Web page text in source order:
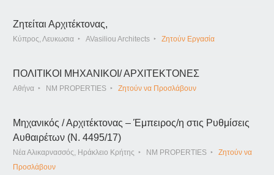
Ζητείται Αρχιτέκτονας,
Κύπρος, Λευκωσια AVasiliou Architects Ζητούν Εργασία
ΠΟΛΙΤΙΚΟΙ ΜΗΧΑΝΙΚΟΙ/ ΑΡΧΙΤΕΚΤΟΝΕΣ
Αθήνα NM PROPERTIES Ζητούν να Προσλάβουν
Μηχανικός / Αρχιτέκτονας – Έμπειρος/η στις Ρυθμίσεις
Αυθαιρέτων (Ν. 4495/17)
Νέα Αλικαρνασσός, Ηράκλειο Κρήτης NM PROPERTIES
Ζητούν να
Προσλάβουν